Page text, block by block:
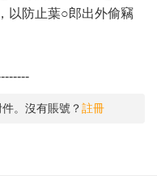
以防止葉○郎出外偷竊
。沒有賬號？註冊